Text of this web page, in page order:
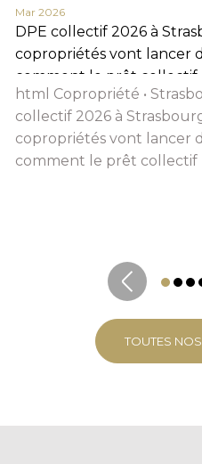
Mar 2026
DPE collectif 2026 à
copropriétés vont lancer
comment le prêt
html Copropriété •
collectif 2026 à
copropriétés vont lancer
comment le prêt collectif
TOUTES